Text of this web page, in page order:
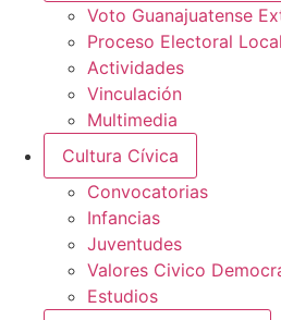
Voto Guanajuatense
Proceso Electoral Local
Actividades
Vinculación
Multimedia
Cultura Cívica
Convocatorias
Infancias
Juventudes
Valores Civico
Estudios